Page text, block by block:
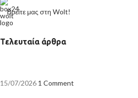
Βρείτε μας στη Wolt!
Τελευταία άρθρα
15/07/2026 1 Comment